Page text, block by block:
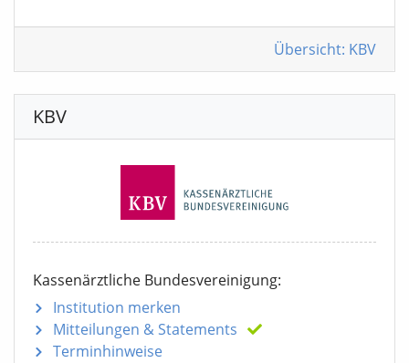
Übersicht: KBV
KBV
Kassenärztliche Bundesvereinigung:
Institution merken
Mitteilungen & Statements
Terminhinweise